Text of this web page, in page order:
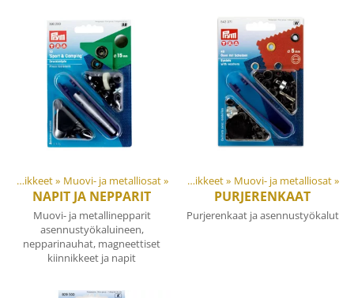
Materiaalit ja tarvikkeet‪» Muovi- ja metalliosat‪»
NAPIT JA NEPPARIT
Muovi- ja metallinepparit
asennustyökaluineen,
nepparinauhat, magneettiset
kiinnikkeet ja napit
Tuotteet‪» Materiaalit ja tarvikkeet‪» Muovi- ja metalliosat‪»
PURJERENKAAT
Purjerenkaat ja asennustyökalut